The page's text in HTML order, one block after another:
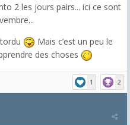
2 les jours pairs... ici ce sont
Mais c’est un peu le
des choses
1 2